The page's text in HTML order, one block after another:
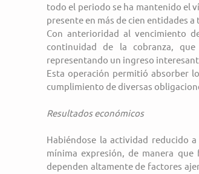
todo el periodo se ha mantenido el
presente en más de cien entidades
Con anterioridad al vencimiento
continuidad de la cobranza,
representando un ingreso
Esta operación permitió absorber
cumplimiento de diversas
Resultados económicos
Habiéndose la actividad reducido
mínima expresión, de manera
dependen altamente de factores